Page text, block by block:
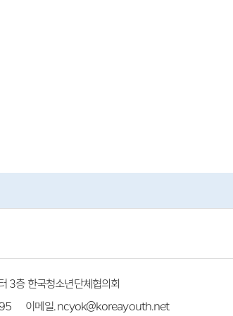
3층 한국청소년단체협의회
이메일. ncyok@koreayouth.net